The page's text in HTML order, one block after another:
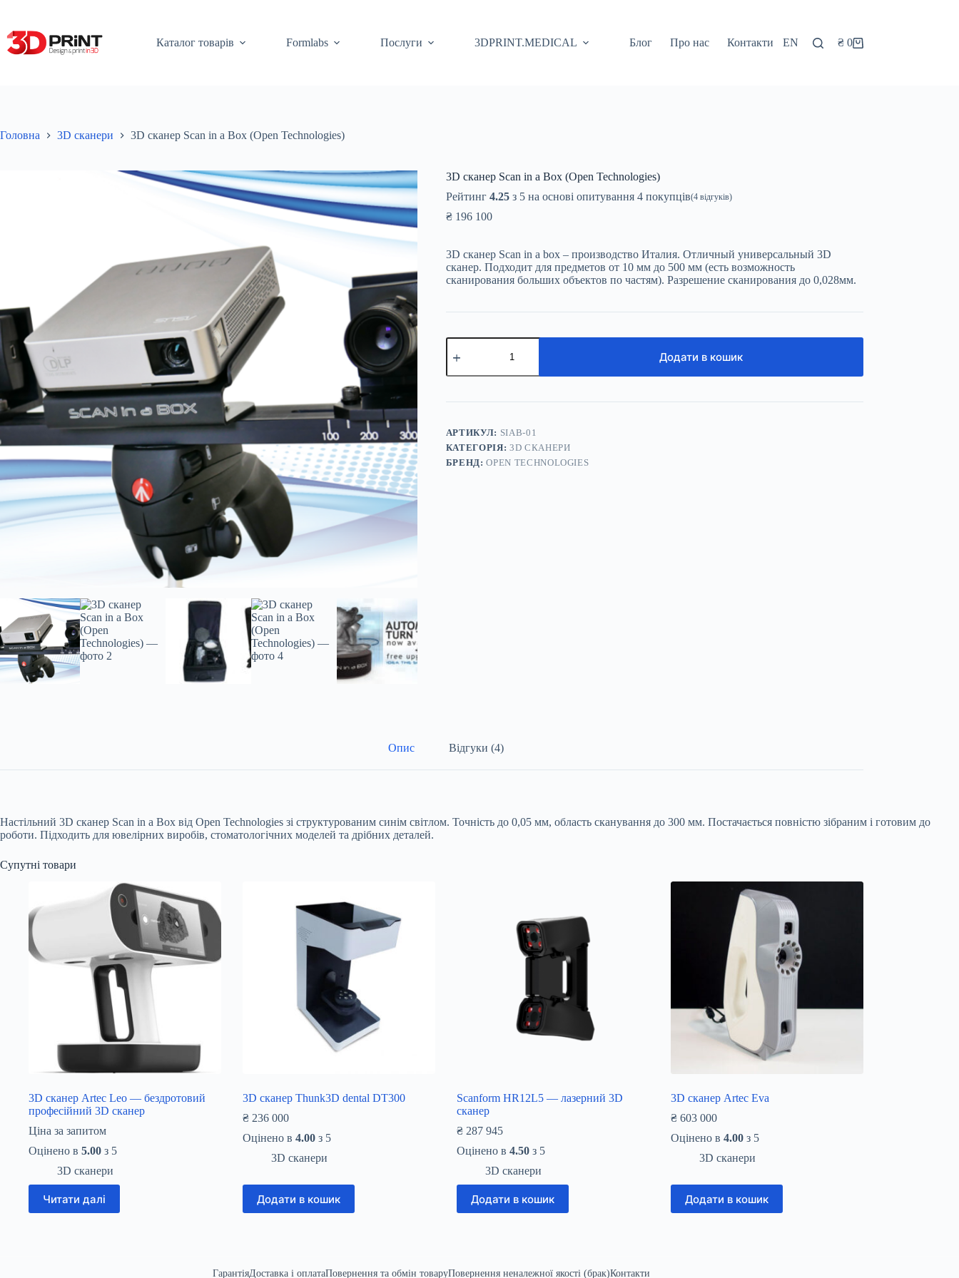
вмісту
Каталог товарів
Formlabs Послуги 3DPRINT.MEDICAL Блог Про нас Контакти EN Кошик
₴0
Головна 3D сканери 3D сканер Scan in a Box (Open Technologies)
3D сканер Scan in a Box (Open Technologies)
Рейтинг 4.25з 5 на основі опитування 4покупців(4відгуків)
₴196 100
3D сканер Scan in a box – производство Италия. Отличный универсальный 3D
сканер. Подходит для предметов от 10 мм до 500 мм (есть возможность
сканирования больших объектов по частям). Разрешение сканирования до 0,028мм.
3D
сканер
in
Box
Technologies)
кількість
Додати в кошик
АРТИКУЛ: SIAB-01
КАТЕГОРІЯ: 3D СКАНЕРИ
БРЕНД:OPEN TECHNOLOGIES
Опис Відгуки (4)
Настільний 3D сканер Scan in a Box від Open Technologies зі структурованим синім світлом. Точність до 0,05 мм, область сканування до 300 мм. Постачається повністю зібраним і готовим до
роботи. Підходить для ювелірних виробів, стоматологічних моделей та дрібних деталей.
Супутні товари
3D сканер Artec Leo — бездротовий
професійний 3D сканер
Ціна за запитом
Оцінено в 5.00 з 5
3D сканери
Читати далі
3D сканер Thunk3D dental DT300
₴236 000
Оцінено в 4.00з 5
3D сканери
Додати в кошик
Scanform HR12L5 — лазерний 3D
сканер
₴287 945
Оцінено в 4.50з 5
3D сканери
Додати в кошик
3D сканер Artec Eva
₴603 000
Оцінено в 4.00з 5
3D сканери
Додати в кошик
ГарантіяДоставка і оплатаПовернення та обмін товаруПовернення неналежної якості (брак)Контакти